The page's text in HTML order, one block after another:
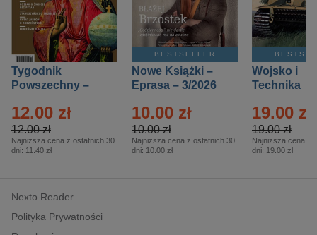
Tygodnik
Powszechny –
12.00 zł
12.00 zł
Najniższa cena z ostatnich 30
dni: 11.40 zł
BESTSELLER
Nowe Książki –
Eprasa – 3/2026
10.00 zł
10.00 zł
Najniższa cena z ostatnich 30
dni: 10.00 zł
Wojsko i
Technika
– 2/2026
19.00 zł
19.00 zł
Najniższa cena z
dni: 19.00 zł
Nexto Reader
Polityka Prywatności